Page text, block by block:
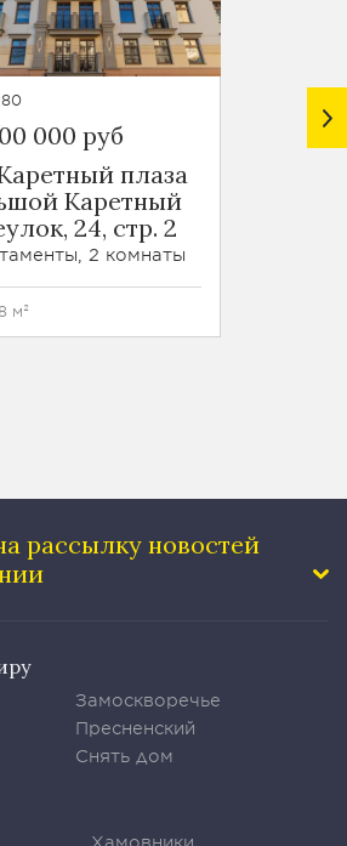
000 руб
плаза
Каретный
24, стр. 2
2 комнаты
м²
рассылку новостей
Замоскворечье
Пресненский
Снять дом
Хамовники